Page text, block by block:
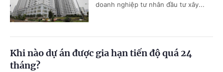
doanh nghiệp tư nhân đầu tư xây...
Khi nào dự án được gia hạn tiến độ quá 24
tháng?